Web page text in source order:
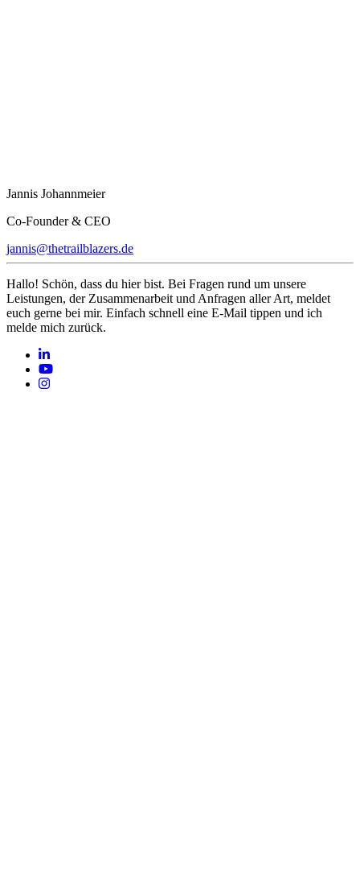
Jannis Johannmeier
Co-Founder & CEO
jannis@thetrailblazers.de
Hallo! Schön, dass du hier bist. Bei Fragen rund um unsere
Leistungen, der Zusammenarbeit und Anfragen aller Art, meldet
euch gerne bei mir. Einfach schnell eine E-Mail tippen und ich
melde mich zurück.